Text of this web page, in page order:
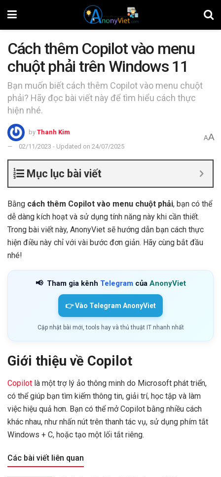
Cách thêm Copilot vào menu
chuột phải trên Windows 11
Bạn muốn biết cách thêm Copilot vào menu chuột
phải? Hãy đọc bài viết này để tìm hiểu cách thực
hiện nhé.
by Thanh Kim
02/11/2023 - Updated on 24/07/2025
AA
Mục lục bài viết
Bằng cách thêm Copilot vào menu chuột phải, bạn có thể
dễ dàng kích hoạt và sử dụng tính năng này khi cần thiết.
Trong bài viết này, AnonyViet sẽ hướng dẫn bạn cách thực
hiện điều này chỉ với vài bước đơn giản. Hãy cùng bắt đầu
nhé!
📢 Tham gia kênh Telegram của AnonyViet
👉 Vào Telegram AnonyViet
Cập nhật bài mới, tools hay và thủ thuật IT nhanh nhất
Giới thiệu về Copilot
Copilot là một trợ lý ảo thông minh do Microsoft phát triển,
có thể giúp bạn tìm kiếm thông tin, giải trí, học tập và làm
việc hiệu quả hơn. Bạn có thể mở Copilot bằng nhiều cách
khác nhau, như nhấn nút trên thanh tác vụ, sử dụng phím tắt
Windows + C, hoặc tạo một lối tắt riêng.
Các bài viết liên quan